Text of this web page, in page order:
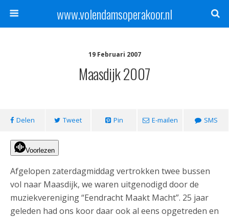
www.volendamsoperakoor.nl
19 Februari 2007
Maasdijk 2007
Delen Tweet Pin E-mailen SMS
Voorlezen
Afgelopen zaterdagmiddag vertrokken twee bussen
vol naar Maasdijk, we waren uitgenodigd door de
muziekvereniging “Eendracht Maakt Macht”. 25 jaar
geleden had ons koor daar ook al eens opgetreden en